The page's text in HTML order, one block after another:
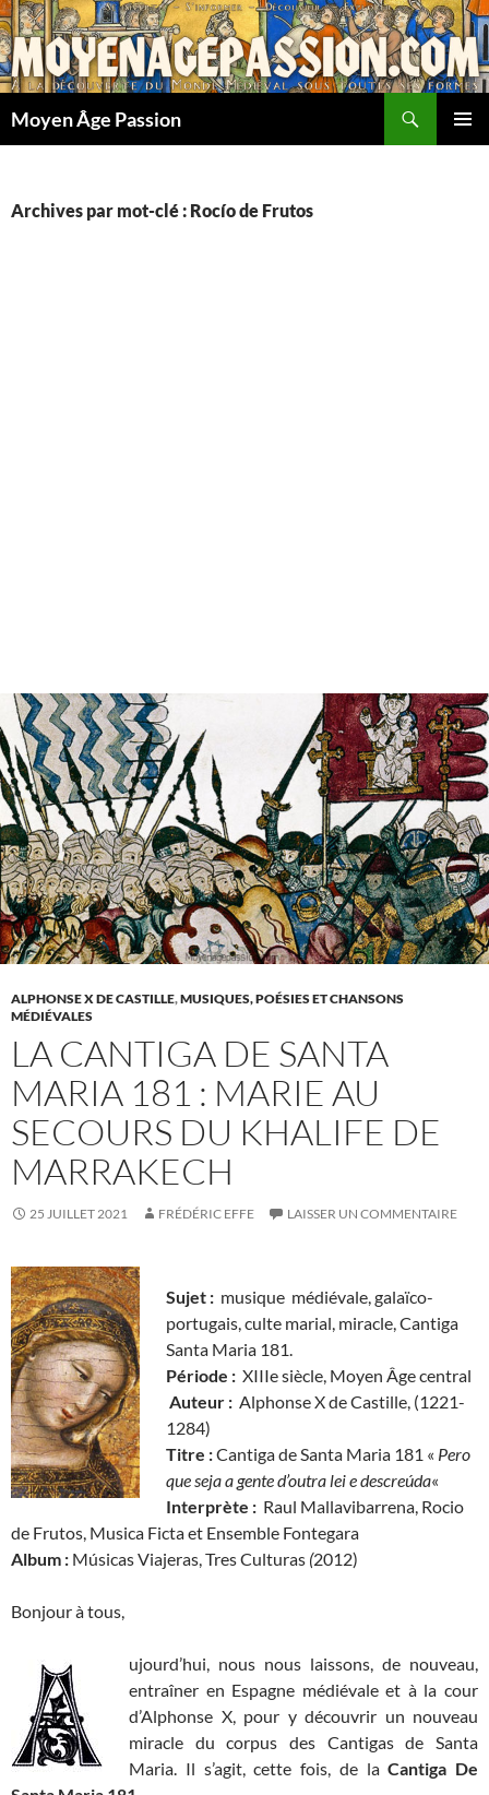
Aller
au
contenu
Moyen Âge Passion
Archives par mot-clé : Rocío de Frutos
ALPHONSE X DE CASTILLE,MUSIQUES, POÉSIES ET CHANSONS
MÉDIÉVALES
LA CANTIGA DE SANTA
MARIA 181 : MARIE AU
SECOURS DU KHALIFE DE
MARRAKECH
25 JUILLET 2021 FRÉDÉRIC EFFE LAISSER UN COMMENTAIRE
Sujet : musique médiévale, galaïco-
portugais, culte marial, miracle, Cantiga
Santa Maria 181.
Période : XIIIe siècle, Moyen Âge central
Auteur : Alphonse X de Castille, (1221-
1284)
Titre :Cantiga de Santa Maria 181 « Pero
que seja a gente d’outra lei e descreúda«
Interprète : Raul Mallavibarrena, Rocio
de Frutos, Musica Ficta et Ensemble Fontegara
Album : Músicas Viajeras, Tres Culturas (2012)
Bonjour à tous,
ujourd’hui, nous nous laissons, de nouveau,
entraîner en Espagne médiévale et à la cour
d’Alphonse X, pour y découvrir un nouveau
miracle du corpus des Cantigas de Santa
Maria. Il s’agit, cette fois, de laCantiga De